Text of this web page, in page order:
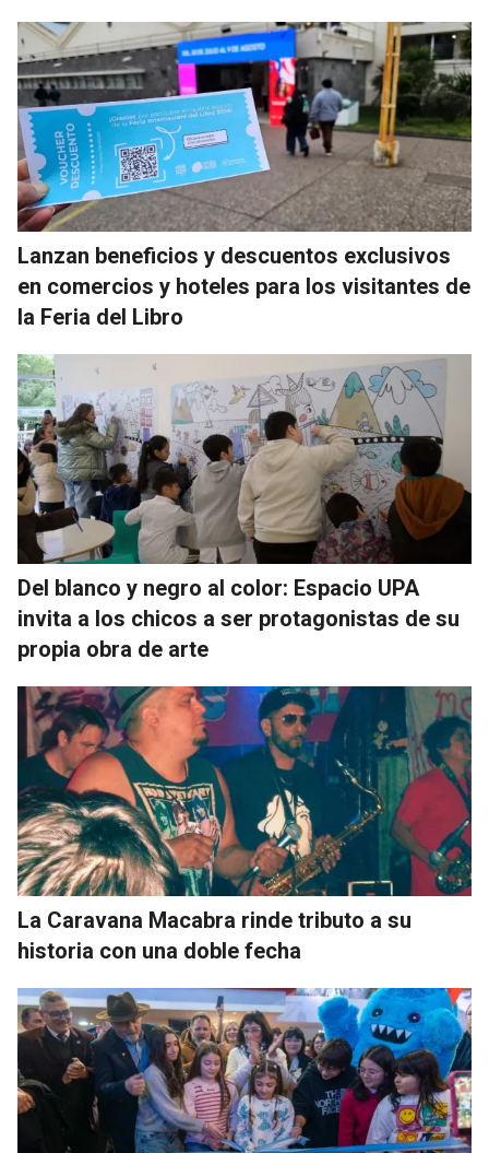
Lanzan beneficios y descuentos exclusivos
en comercios y hoteles para los visitantes de
la Feria del Libro
Del blanco y negro al color: Espacio UPA
invita a los chicos a ser protagonistas de su
propia obra de arte
La Caravana Macabra rinde tributo a su
historia con una doble fecha